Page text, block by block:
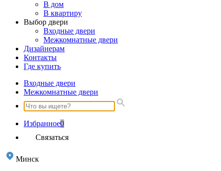
В дом
В квартиру
Выбор двери
Входные двери
Межкомнатные двери
Дизайнерам
Контакты
Где купить
Входные двери
Межкомнатные двери
Избранное0
Связаться
Минск